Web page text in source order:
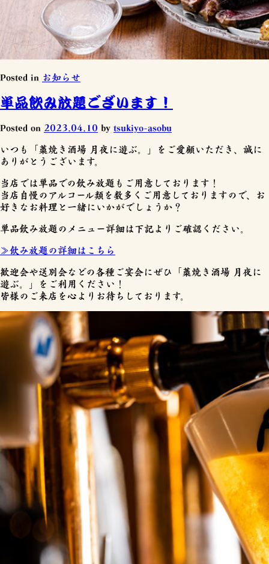
Posted in お知らせ
単品飲み放題ございます！
Posted on 2023.04.10 by tsukiyo-asobu
いつも「藁焼き酒場 月夜に遊ぶ。」をご愛顧いただき、誠に
ありがとうございます。
当店では単品での飲み放題もご用意しております！
当店自慢のアルコール類を数多くご用意しておりますので、お
好きなお料理と一緒にいかがでしょうか？
単品飲み放題のメニュー詳細は下記よりご確認ください。
≫飲み放題の詳細はこちら
歓迎会や送別会などの各種ご宴会にぜひ「藁焼き酒場 月夜に
遊ぶ。」をご利用ください！
皆様のご来店を心よりお待ちしております。